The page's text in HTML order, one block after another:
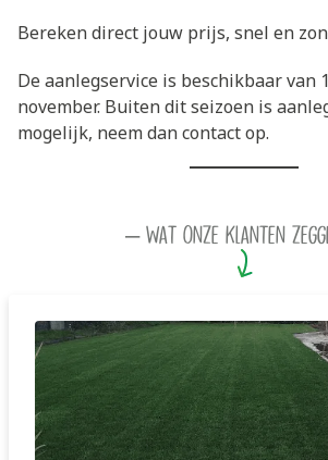
Bereken direct jouw prijs, snel en
De aanlegservice is beschikbaar van
november. Buiten dit seizoen is
mogelijk, neem dan contact op.
– Wat onze klanten